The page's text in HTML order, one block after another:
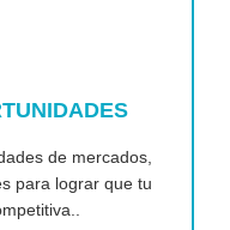
de mercados,
para lograr que tu